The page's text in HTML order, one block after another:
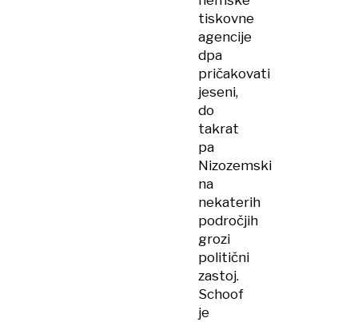
tiskovne
agencije
dpa
pričakovati
jeseni,
do
takrat
pa
Nizozemski
na
nekaterih
področjih
grozi
politični
zastoj.
Schoof
je